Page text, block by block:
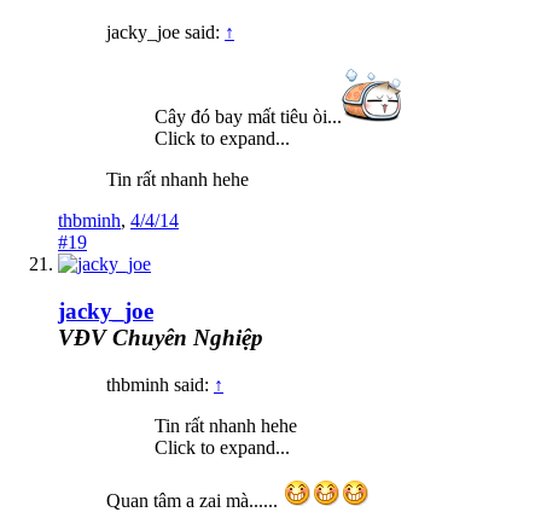
jacky_joe said: ↑
Cây đó bay mất tiêu òi...
Click to expand...
Tin rất nhanh hehe
thbminh, 4/4/14
#19
jacky_joe
VĐV Chuyên Nghiệp
thbminh said: ↑
Tin rất nhanh hehe
Click to expand...
Quan tâm a zai mà......